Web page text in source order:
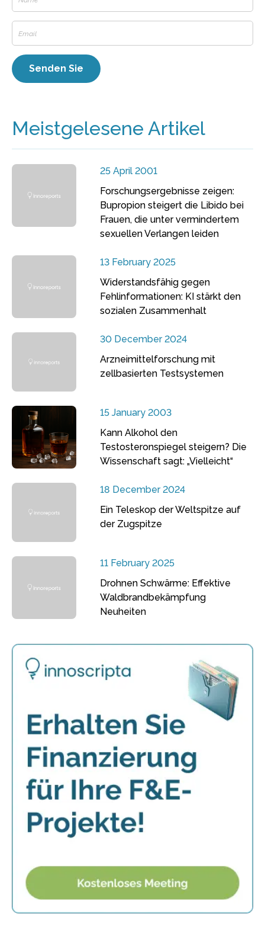
Meistgelesene Artikel
25 April 2001
Forschungsergebnisse zeigen:
Bupropion steigert die Libido bei
Frauen, die unter vermindertem
sexuellen Verlangen leiden
13 February 2025
Widerstandsfähig gegen
Fehlinformationen: KI stärkt den
sozialen Zusammenhalt
30 December 2024
Arzneimittelforschung mit
zellbasierten Testsystemen
15 January 2003
Kann Alkohol den
Testosteronspiegel steigern? Die
Wissenschaft sagt: „Vielleicht“
18 December 2024
Ein Teleskop der Weltspitze auf
der Zugspitze
11 February 2025
Drohnen Schwärme: Effektive
Waldbrandbekämpfung
Neuheiten